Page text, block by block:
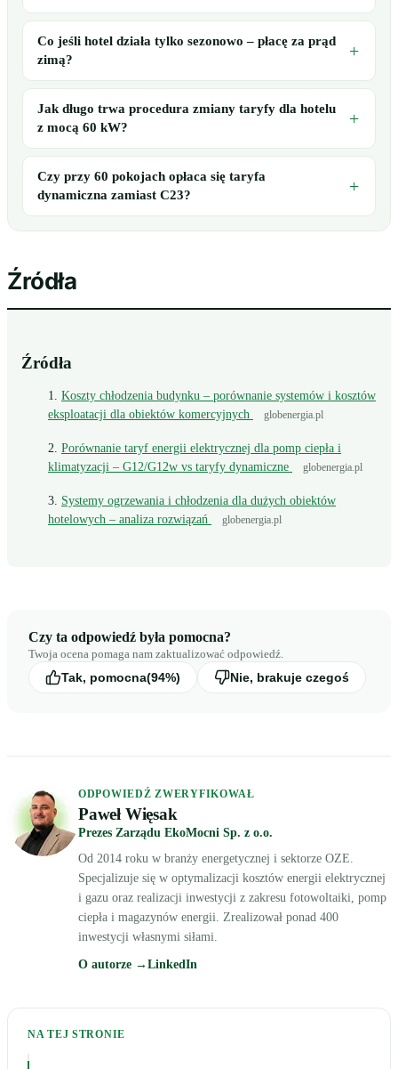
Co jeśli hotel działa tylko sezonowo – płacę za prąd
zimą?
Jak długo trwa procedura zmiany taryfy dla hotelu
z mocą 60 kW?
Czy przy 60 pokojach opłaca się taryfa
dynamiczna zamiast C23?
Źródła
Źródła
Koszty chłodzenia budynku – porównanie systemów i kosztów
eksploatacji dla obiektów komercyjnych
globenergia.pl
Porównanie taryf energii elektrycznej dla pomp ciepła i
klimatyzacji – G12/G12w vs taryfy dynamiczne
globenergia.pl
Systemy ogrzewania i chłodzenia dla dużych obiektów
hotelowych – analiza rozwiązań
globenergia.pl
Czy ta odpowiedź była pomocna?
Twoja ocena pomaga nam zaktualizować odpowiedź.
Tak, pomocna(94%) Nie, brakuje czegoś
ODPOWIEDŹ ZWERYFIKOWAŁ
Paweł Więsak
Prezes Zarządu EkoMocni Sp. z o.o.
Od 2014 roku w branży energetycznej i sektorze OZE.
Specjalizuje się w optymalizacji kosztów energii elektrycznej
i gazu oraz realizacji inwestycji z zakresu fotowoltaiki, pomp
ciepła i magazynów energii. Zrealizował ponad 400
inwestycji własnymi siłami.
O autorze → LinkedIn
NA TEJ STRONIE